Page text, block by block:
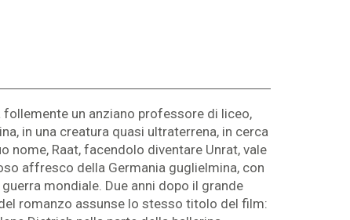
follemente un anziano professore di liceo,
in una creatura quasi ultraterrena, in cerca
Raat, facendolo diventare Unrat, vale
affresco della Germania guglielmina, con
mondiale. Due anni dopo il grande
romanzo assunse lo stesso titolo del film: